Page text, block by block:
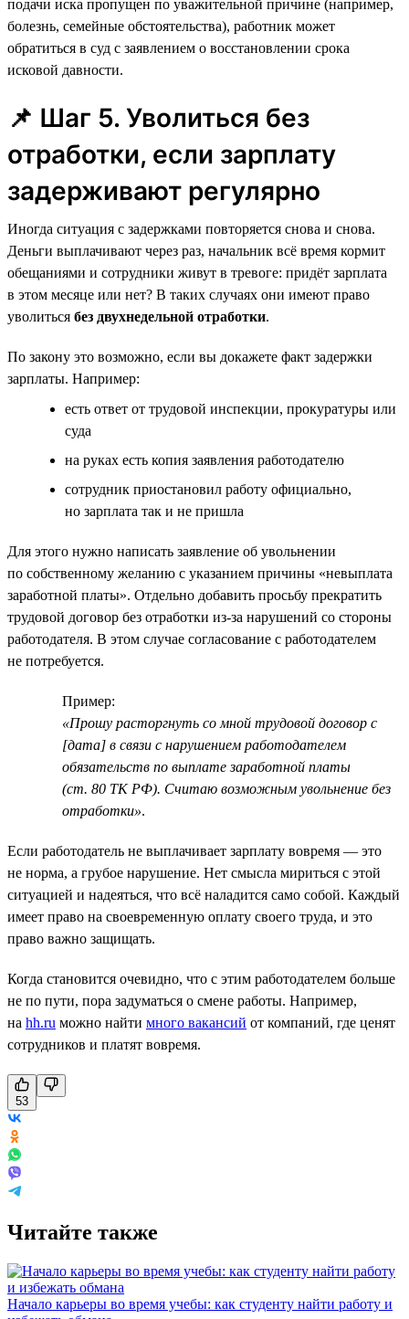
подачи иска пропущен по уважительной причине (например,
болезнь, семейные обстоятельства), работник может
обратиться в суд с заявлением о восстановлении срока
исковой давности.
📌 Шаг 5. Уволиться без
отработки, если зарплату
задерживают регулярно
Иногда ситуация с задержками повторяется снова и снова.
Деньги выплачивают через раз, начальник всё время кормит
обещаниями и сотрудники живут в тревоге: придёт зарплата
в этом месяце или нет? В таких случаях они имеют право
уволиться без двухнедельной отработки.
По закону это возможно, если вы докажете факт задержки
зарплаты. Например:
есть ответ от трудовой инспекции, прокуратуры или
суда
на руках есть копия заявления работодателю
сотрудник приостановил работу официально,
но зарплата так и не пришла
Для этого нужно написать заявление об увольнении
по собственному желанию с указанием причины «невыплата
заработной платы». Отдельно добавить просьбу прекратить
трудовой договор без отработки из-за нарушений со стороны
работодателя. В этом случае согласование с работодателем
не потребуется.
Пример:
«Прошу расторгнуть со мной трудовой договор с
[дата] в связи с нарушением работодателем
обязательств по выплате заработной платы
(ст. 80 ТК РФ). Считаю возможным увольнение без
отработки».
Если работодатель не выплачивает зарплату вовремя — это
не норма, а грубое нарушение. Нет смысла мириться с этой
ситуацией и надеяться, что всё наладится само собой. Каждый
имеет право на своевременную оплату своего труда, и это
право важно защищать.
Когда становится очевидно, что с этим работодателем больше
не по пути, пора задуматься о смене работы. Например,
на hh.ru можно найти много вакансий от компаний, где ценят
сотрудников и платят вовремя.
53
Читайте также
Начало карьеры во время учебы: как студенту найти работу и